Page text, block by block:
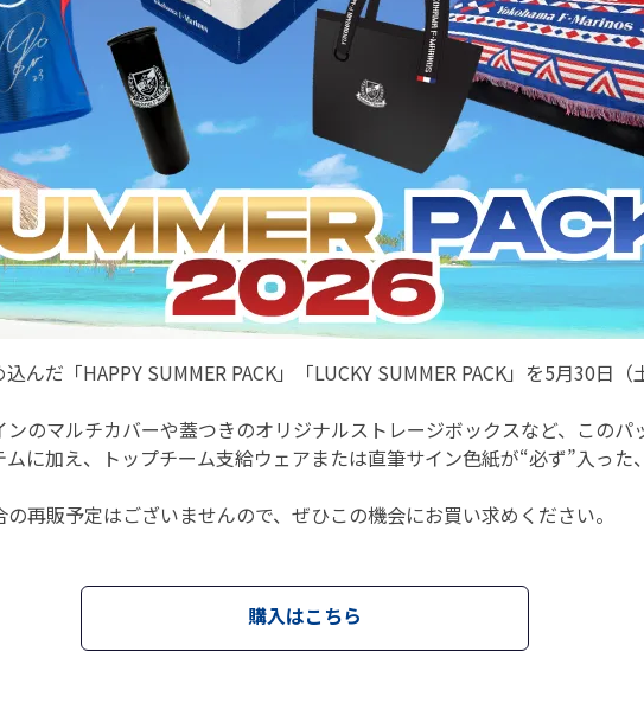
んだ「HAPPY SUMMER PACK」「LUCKY SUMMER PACK」を5月30日
ンのマルチカバーや蓋つきのオリジナルストレージボックスなど、このパ
に加え、トップチーム支給ウェアまたは直筆サイン色紙が“必ず”入った
再販予定はございませんので、ぜひこの機会にお買い求めください。
購入はこちら